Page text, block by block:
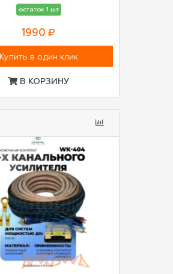
остаток 1 шт
1990 ₽
Купить в один клик
В КОРЗИНУ